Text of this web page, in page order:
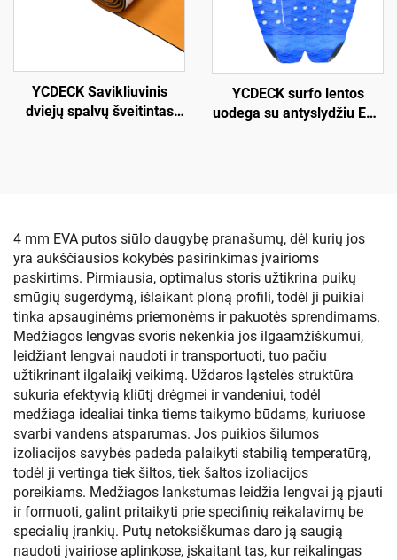
YCDECK Savikliuvinis
dviejų spalvų šveitintas
YCDECK surfo lentos
uodega su antyslydžiu EVA
4 mm EVA putos siūlo daugybę pranašumų, dėl kurių jos
yra aukščiausios kokybės pasirinkimas įvairioms
paskirtims. Pirmiausia, optimalus storis užtikrina puikų
smūgių sugerdymą, išlaikant ploną profili, todėl ji puikiai
tinka apsauginėms priemonėms ir pakuotės sprendimams.
Medžiagos lengvas svoris nekenkia jos ilgaamžiškumui,
leidžiant lengvai naudoti ir transportuoti, tuo pačiu
užtikrinant ilgalaikį veikimą. Uždaros ląstelės struktūra
sukuria efektyvią kliūtį drėgmei ir vandeniui, todėl
medžiaga idealiai tinka tiems taikymo būdams, kuriuose
svarbi vandens atsparumas. Jos puikios šilumos
izoliacijos savybės padeda palaikyti stabilią temperatūrą,
todėl ji vertinga tiek šiltos, tiek šaltos izoliacijos
poreikiams. Medžiagos lankstumas leidžia lengvai ją pjauti
ir formuoti, galint pritaikyti prie specifinių reikalavimų be
specialių įrankių. Putų netoksiškumas daro ją saugią
naudoti įvairiose aplinkose, įskaitant tas, kur reikalingas